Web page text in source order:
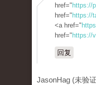
href=" https://
href=" https://
<a href="
href=" https://
回复
JasonHag (未验